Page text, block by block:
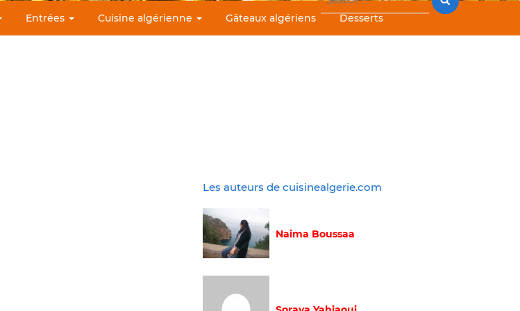
Entrées Cuisine algérienne Gâteaux algériens Desserts
Les auteurs de cuisinealgerie.com
Naima Boussaa